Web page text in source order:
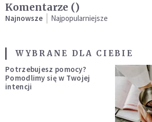
Komentarze ()
Najnowsze Najpopularniejsze
WYBRANE DLA CIEBIE
Potrzebujesz pomocy?
Pomodlimy się w Twojej
intencji